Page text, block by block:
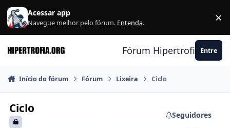
Ir para conteúdo
Acessar app
Navegue melhor pelo fórum. Entenda. ×
Fórum Hipertrofia.org
Entre
Início do fórum Fórum Lixeira Ciclo
Ciclo
Seguidores